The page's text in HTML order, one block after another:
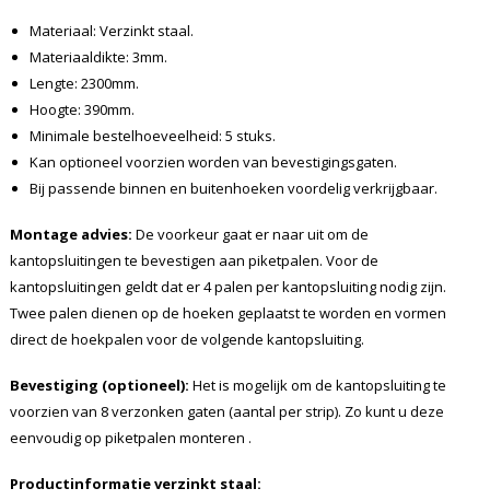
Materiaal: Verzinkt staal.
Materiaaldikte: 3mm.
Lengte: 2300mm.
Hoogte: 390mm.
Minimale bestelhoeveelheid: 5 stuks.
Kan optioneel voorzien worden van bevestigingsgaten.
Bij passende binnen en buitenhoeken voordelig verkrijgbaar.
Montage advies: De voorkeur gaat er naar uit om de
kantopsluitingen te bevestigen aan piketpalen. Voor de
kantopsluitingen geldt dat er 4 palen per kantopsluiting nodig zijn.
Twee palen dienen op de hoeken geplaatst te worden en vormen
direct de hoekpalen voor de volgende kantopsluiting.
Bevestiging (optioneel): Het is mogelijk om de kantopsluiting te
voorzien van 8 verzonken gaten (aantal per strip). Zo kunt u deze
eenvoudig op piketpalen monteren .
Productinformatie verzinkt staal: